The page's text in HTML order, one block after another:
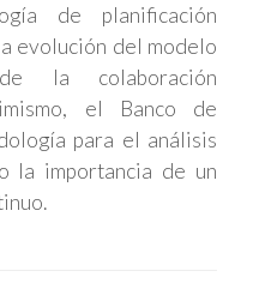
de planificación
evolución del modelo
la colaboración
el Banco de
para el análisis
la importancia de un